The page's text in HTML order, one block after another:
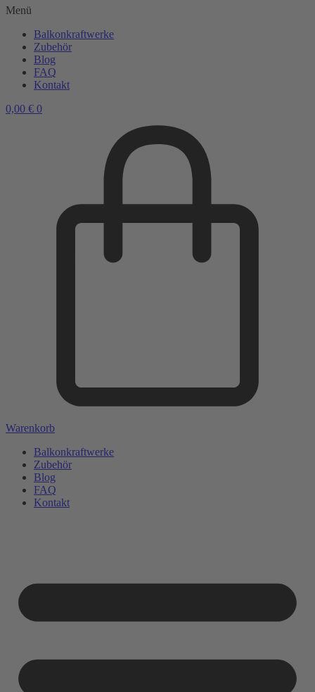
Menü
Balkonkraftwerke
Zubehör
Blog
FAQ
Kontakt
0,00 € 0
Warenkorb
Balkonkraftwerke
Zubehör
Blog
FAQ
Kontakt